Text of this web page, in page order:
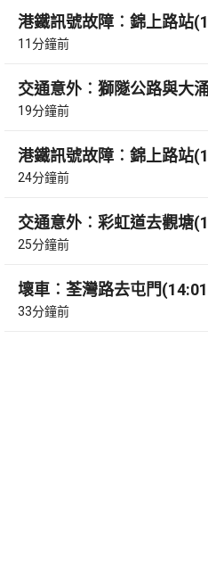
港鐵訊號故障︰錦上路站
11分鐘前
交通意外︰獅隧公路與大
19分鐘前
港鐵訊號故障︰錦上路站
24分鐘前
交通意外︰彩虹道去觀塘
25分鐘前
壞車︰荃灣路去屯門
33分鐘前